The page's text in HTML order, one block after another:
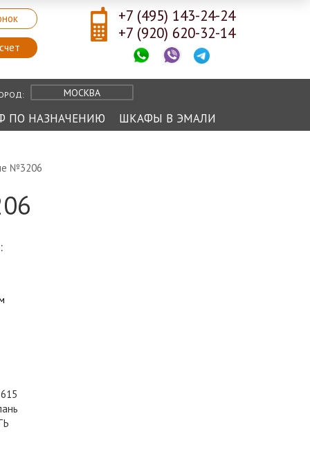
+7 (495) 143-24-24
+7 (920) 620-32-14
МОСКВА
ПО НАЗНАЧЕНИЮ ШКАФЫ В ЭМАЛИ
№3206